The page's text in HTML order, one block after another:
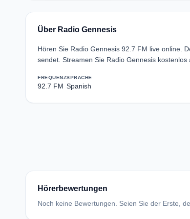
Über Radio Gennesis
Hören Sie Radio Gennesis 92.7 FM live online.
sendet. Streamen Sie Radio Gennesis
FREQUENZ
92.7 FM
SPRACHE
Spanish
Hörerbewertungen
Noch keine Bewertungen. Seien Sie der Erste,